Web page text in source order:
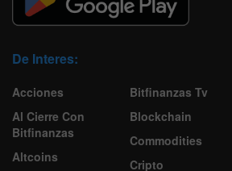
De Interes:
Acciones
Al Cierre Con
Bitfinanzas
Altcoins
Bitfinanzas Tv
Blockchain
Commodities
Cripto